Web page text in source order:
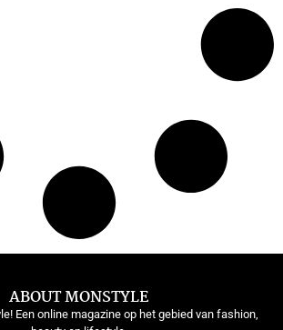
ABOUT MONSTYLE
Een online magazine op het gebied van fashion,